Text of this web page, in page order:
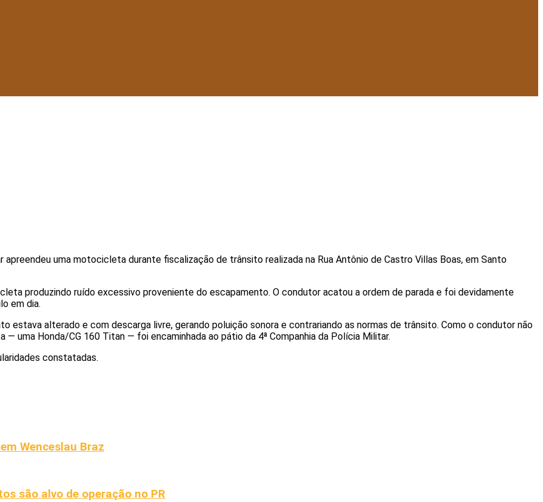
uma motocicleta durante fiscalização de trânsito realizada na Rua Antônio de Castro Villas Boas, em Santo
produzindo ruído excessivo proveniente do escapamento. O condutor acatou a ordem de parada e foi devidamente
em dia.
estava alterado e com descarga livre, gerando poluição sonora e contrariando as normas de trânsito. Como o condutor não
uma Honda/CG 160 Titan — foi encaminhada ao pátio da 4ª Companhia da Polícia Militar.
constatadas.
Wenceslau Braz
são alvo de operação no PR